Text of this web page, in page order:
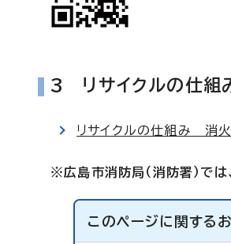
3 リサイクルの仕組
リサイクルの仕組み 消
※広島市消防局（消防署）で
このページに関する